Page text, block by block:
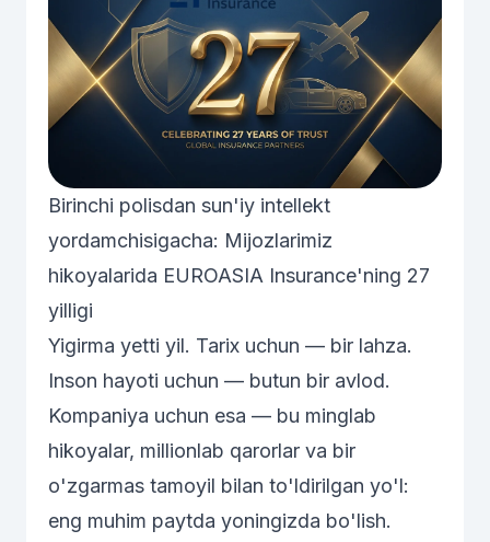
Birinchi polisdan sun'iy intellekt
yordamchisigacha: Mijozlarimiz
hikoyalarida EUROASIA Insurance'ning 27
yilligi
Yigirma yetti yil. Tarix uchun — bir lahza.
Inson hayoti uchun — butun bir avlod.
Kompaniya uchun esa — bu minglab
hikoyalar, millionlab qarorlar va bir
o'zgarmas tamoyil bilan to'ldirilgan yo'l:
eng muhim paytda yoningizda bo'lish.